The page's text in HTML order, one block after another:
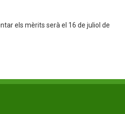
els mèrits serà el 16 de juliol de